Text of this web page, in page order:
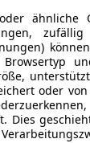
ähnliche
oder
Dies